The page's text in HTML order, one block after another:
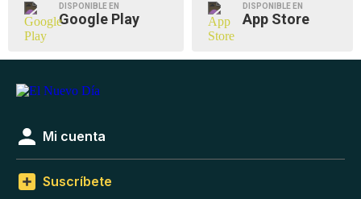
DISPONIBLE EN
Google Play
DISPONIBLE EN
App Store
Mi cuenta
Suscríbete